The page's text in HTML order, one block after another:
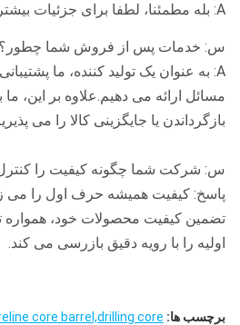
A: بله مطمئنا، لطفا برای جزئیات بیشتر با ما تماس بگیرید.
س: خدمات پس از فروش شما چطور؟
مسائل ارائه می دهیم.علاوه بر این،
بازگرداندن یا جایگزینی کالا را می
س: شرکت شما چگونه کیفیت را
پاسخ: کیفیت همیشه حرف اول را می
تضمین کیفیت محصولات خود، همواره
اولیه را با رویه دقیق بازرسی می کند.
برچسب ها: core barrel,drilling core